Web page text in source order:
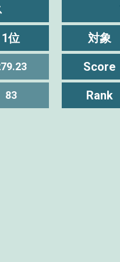
1位
83
対象
Score
Rank